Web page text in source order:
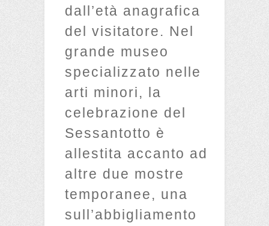
dall’età anagrafica
del visitatore. Nel
grande museo
specializzato nelle
arti minori, la
celebrazione del
Sessantotto è
allestita accanto ad
altre due mostre
temporanee, una
sull’abbigliamento